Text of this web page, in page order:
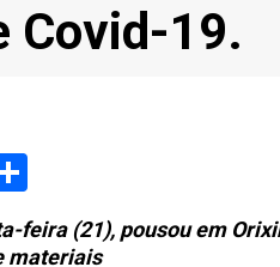
Covid-19.
feira (21), pousou em
materiais